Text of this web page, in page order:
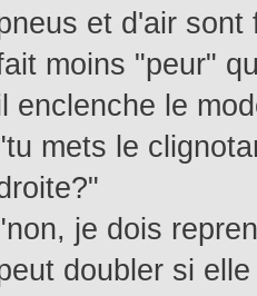
et d'air sont
moins "peur"
enclenche le
mets le
je dois
doubler si